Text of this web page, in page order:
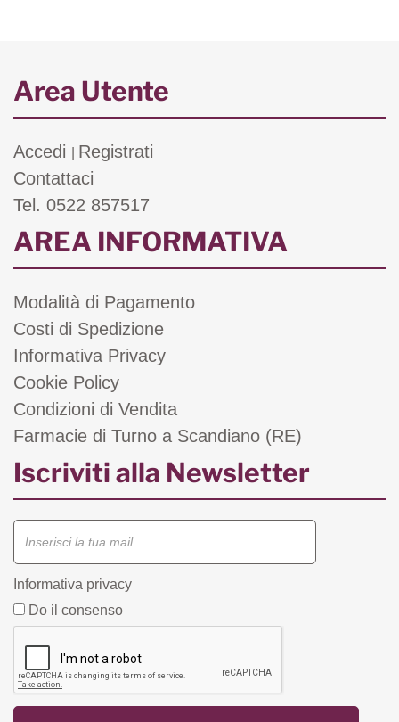
Area Utente
Accedi
Registrati
Contattaci
Tel. 0522 857517
AREA INFORMATIVA
Modalità di Pagamento
Costi di Spedizione
Informativa Privacy
Cookie Policy
Condizioni di Vendita
Farmacie di Turno a Scandiano (RE)
Iscriviti alla Newsletter
Informativa privacy
Do il consenso